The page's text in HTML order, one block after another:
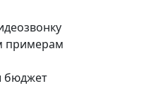
примерам
бюджет